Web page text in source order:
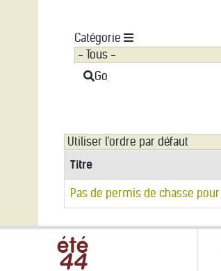
Catégorie
Go
Titre
Pas de permis de chasse